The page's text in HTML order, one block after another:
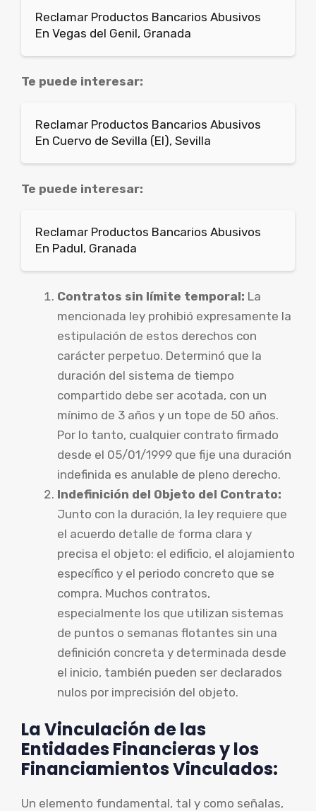
Reclamar Productos Bancarios Abusivos
En Vegas del Genil, Granada
Te puede interesar:
Reclamar Productos Bancarios Abusivos
En Cuervo de Sevilla (El), Sevilla
Te puede interesar:
Reclamar Productos Bancarios Abusivos
En Padul, Granada
Contratos sin límite temporal: La
mencionada ley prohibió expresamente la
estipulación de estos derechos con
carácter perpetuo. Determinó que la
duración del sistema de tiempo
compartido debe ser acotada, con un
mínimo de 3 años y un tope de 50 años.
Por lo tanto, cualquier contrato firmado
desde el 05/01/1999 que fije una duración
indefinida es anulable de pleno derecho.
Indefinición del Objeto del Contrato:
Junto con la duración, la ley requiere que
el acuerdo detalle de forma clara y
precisa el objeto: el edificio, el alojamiento
específico y el periodo concreto que se
compra. Muchos contratos,
especialmente los que utilizan sistemas
de puntos o semanas flotantes sin una
definición concreta y determinada desde
el inicio, también pueden ser declarados
nulos por imprecisión del objeto.
La Vinculación de las
Entidades Financieras y los
Financiamientos Vinculados:
Un elemento fundamental, tal y como señalas,